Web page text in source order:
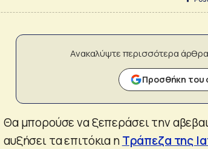
Ανακαλύψτε περισσότερα
Προσθήκη του
Θα μπορούσε να ξεπεράσει την
αυξήσει τα επιτόκια ηΤράπεζα της